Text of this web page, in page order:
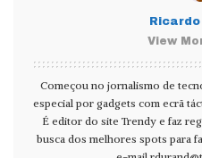
View
Começou no jornalismo de
especial por gadgets com ecrã
É editor do site Trendy e faz
busca dos melhores spots para